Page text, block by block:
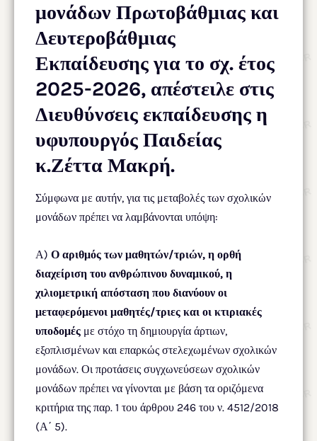
μονάδων Πρωτοβάθμιας και
Δευτεροβάθμιας
Εκπαίδευσης για το σχ. έτος
2025-2026, απέστειλε στις
Διευθύνσεις εκπαίδευσης η
υφυπουργός Παιδείας
κ.Ζέττα Μακρή.
Σύμφωνα με αυτήν, για τις μεταβολές των σχολικών
μονάδων πρέπει να λαμβάνονται υπόψη:
Α) Ο αριθμός των μαθητών/τριών, η ορθή
διαχείριση του ανθρώπινου δυναμικού, η
χιλιομετρική απόσταση που διανύουν οι
μεταφερόμενοι μαθητές/τριες και οι κτιριακές
υποδομές με στόχο τη δημιουργία άρτιων,
εξοπλισμένων και επαρκώς στελεχωμένων σχολικών
μονάδων. Οι προτάσεις συγχωνεύσεων σχολικών
μονάδων πρέπει να γίνονται με βάση τα οριζόμενα
κριτήρια της παρ. 1 του άρθρου 246 του ν. 4512/2018
(Α΄ 5).